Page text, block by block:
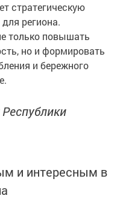
стратегическую
региона.
только повышать
но и формировать
и бережного
и интересным в